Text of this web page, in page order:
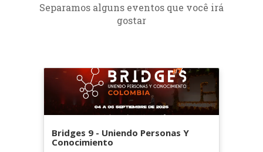
Separamos alguns eventos que você irá
gostar
Bridges 9 - Uniendo Personas Y
Conocimiento